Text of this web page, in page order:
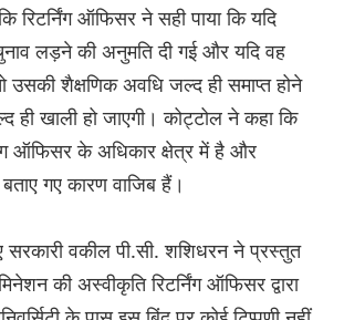
रिटर्निंग ऑफिसर ने सही पाया कि यदि
लड़ने की अनुमति दी गई और यदि वह
उसकी शैक्षणिक अवधि जल्द ही समाप्त होने
ही खाली हो जाएगी। कोट्टोल ने कहा कि
ऑफिसर के अधिकार क्षेत्र में है और
गए कारण वाजिब हैं।
सरकारी वकील पी.सी. शशिधरन ने प्रस्तुत
की अस्वीकृति रिटर्निंग ऑफिसर द्वारा